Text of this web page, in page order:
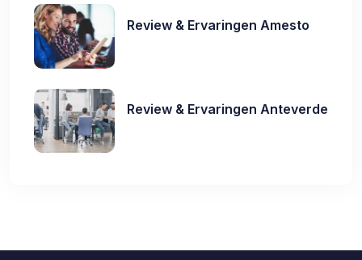
Review & Ervaringen Amesto
Review & Ervaringen Anteverde